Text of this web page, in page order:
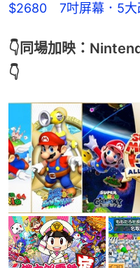
$2680　7吋屏幕．5大
👇同場加映：
👇